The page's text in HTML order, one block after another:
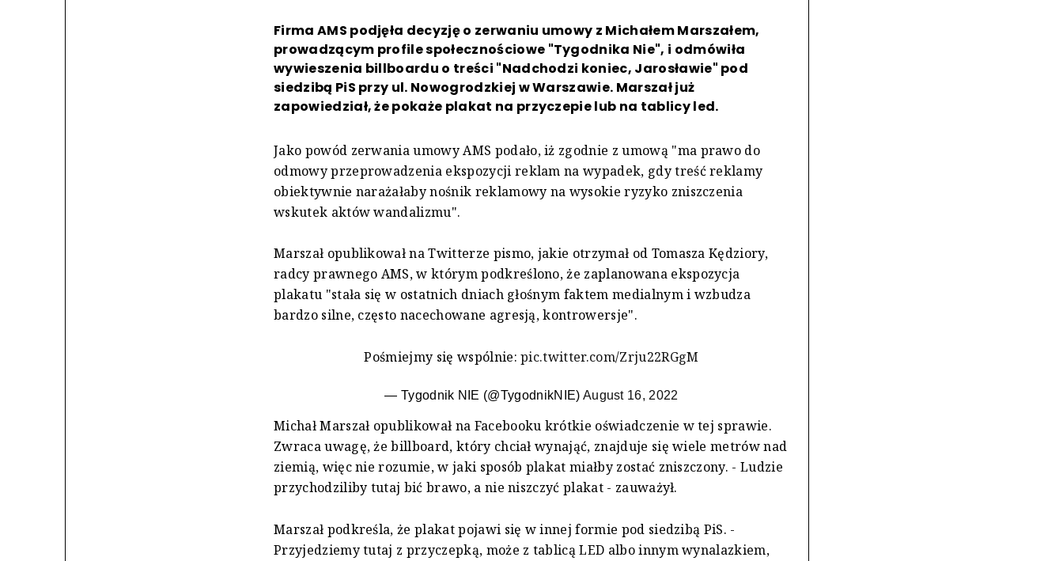
Firma AMS podjęła decyzję o zerwaniu umowy z Michałem Marszałem,
prowadzącym profile społecznościowe "Tygodnika Nie", i odmówiła
wywieszenia billboardu o treści "Nadchodzi koniec, Jarosławie" pod
siedzibą PiS przy ul. Nowogrodzkiej w Warszawie. Marszał już
zapowiedział, że pokaże plakat na przyczepie lub na tablicy led.
Jako powód zerwania umowy AMS podało, iż zgodnie z umową "ma prawo do
odmowy przeprowadzenia ekspozycji reklam na wypadek, gdy treść reklamy
obiektywnie narażałaby nośnik reklamowy na wysokie ryzyko zniszczenia
wskutek aktów wandalizmu".
Marszał opublikował na Twitterze pismo, jakie otrzymał od Tomasza Kędziory,
radcy prawnego AMS, w którym podkreślono, że zaplanowana ekspozycja
plakatu "stała się w ostatnich dniach głośnym faktem medialnym i wzbudza
bardzo silne, często nacechowane agresją, kontrowersje".
Pośmiejmy się wspólnie:pic.twitter.com/Zrju22RGgM
— Tygodnik NIE (@TygodnikNIE) August 16, 2022
Michał Marszał opublikował na Facebooku krótkie oświadczenie w tej sprawie.
Zwraca uwagę, że billboard, który chciał wynająć, znajduje się wiele metrów nad
ziemią, więc nie rozumie, w jaki sposób plakat miałby zostać zniszczony. - Ludzie
przychodziliby tutaj bić brawo, a nie niszczyć plakat - zauważył.
Marszał podkreśla, że plakat pojawi się w innej formie pod siedzibą PiS. -
Przyjedziemy tutaj z przyczepką, może z tablicą LED albo innym wynalazkiem,